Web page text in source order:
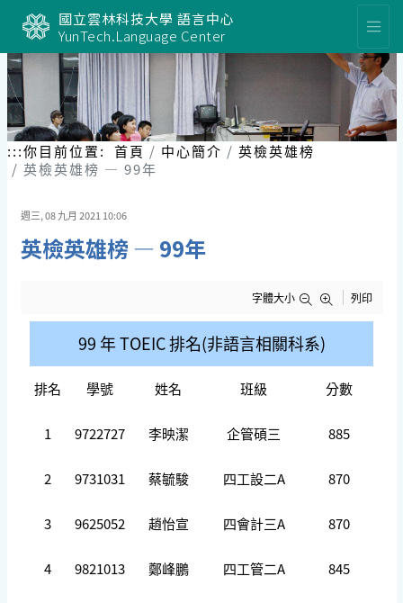
要
內
容
區
塊
國立雲林科技大學 語言中心
YunTech.Language Center
:::你目前位置: 首頁 中心簡介
英檢英雄榜
英檢英雄榜 — 99年
週三, 08 九月 2021 10:06
英檢英雄榜 — 99年
字體大小 列印
99 年TOEIC 排名(非語言相關科系)
排名 學號 姓名 班級 分數
1 9722727 李映潔 企管碩三 885
2 9731031 蔡毓駿 四工設二A 870
3 9625052 趙怡宣 四會計三A 870
4 9821013 鄭峰鵬 四工管二A 845